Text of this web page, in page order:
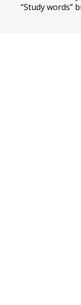
“Study words”